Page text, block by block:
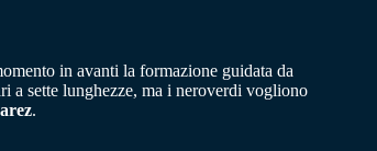
in avanti la formazione guidata da
a sette lunghezze, ma i neroverdi vogliono
.